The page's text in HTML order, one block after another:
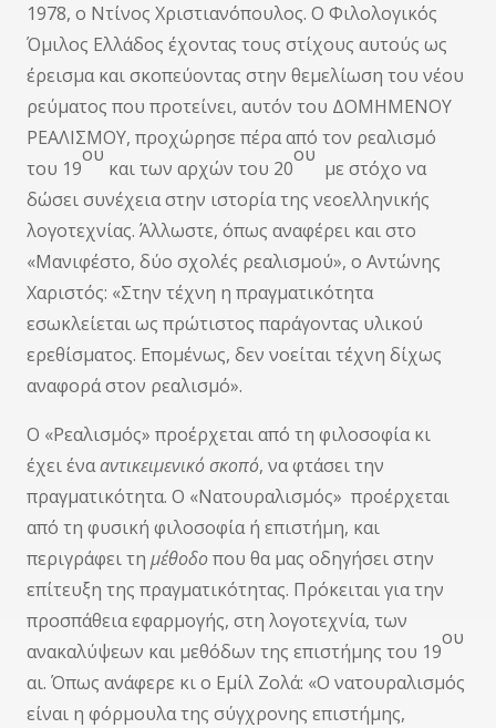
1978, ο Ντίνος Χριστιανόπουλος. Ο Φιλολογικός
Όμιλος Ελλάδος έχοντας τους στίχους αυτούς ως
έρεισμα και σκοπεύοντας στην θεμελίωση του νέου
ρεύματος που προτείνει, αυτόν του ΔΟΜΗΜΕΝΟΥ
ΡΕΑΛΙΣΜΟΥ, προχώρησε πέρα από τον ρεαλισμό
του 19
ου
και των αρχών του 20
ου
με στόχο να
δώσει συνέχεια στην ιστορία της νεοελληνικής
λογοτεχνίας. Άλλωστε, όπως αναφέρει και στο
«Μανιφέστο, δύο σχολές ρεαλισμού», ο Αντώνης
Χαριστός: «Στην τέχνη η πραγματικότητα
εσωκλείεται ως πρώτιστος παράγοντας υλικού
ερεθίσματος. Επομένως, δεν νοείται τέχνη δίχως
αναφορά στον ρεαλισμό».
Ο «Ρεαλισμός» προέρχεται από τη φιλοσοφία κι
έχει ένααντικειμενικό σκοπό, να φτάσει την
πραγματικότητα. Ο «Νατουραλισμός» προέρχεται
από τη φυσική φιλοσοφία ή επιστήμη, και
περιγράφει τη μέθοδοπου θα μας οδηγήσει στην
επίτευξη της πραγματικότητας. Πρόκειται για την
προσπάθεια εφαρμογής, στη λογοτεχνία, των
ανακαλύψεων και μεθόδων της επιστήμης του 19
ου
αι. Όπως ανάφερε κι ο Εμίλ Ζολά: «Ο νατουραλισμός
είναι η φόρμουλα της σύγχρονης επιστήμης,